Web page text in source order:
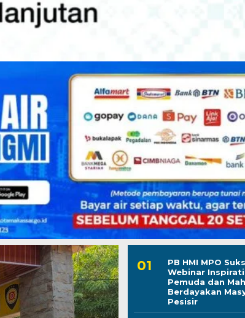
PB HMI MPO
Webinar
Pemuda dan
Berdayakan
Pesisir